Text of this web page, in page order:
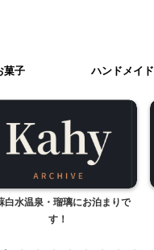
菓子 ハンドメイド
白水温泉・瑠璃にお泊まりで
す！